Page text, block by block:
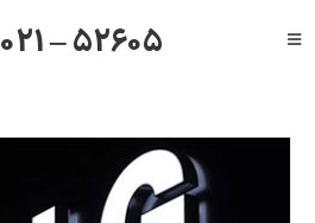
to
Toggle
گرنداستریم
021 – 52605